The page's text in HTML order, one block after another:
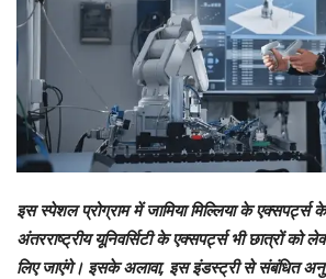
इस स्पेशल प्रोग्राम में जामिया मिल्लिया के
अंतरराष्ट्रीय यूनिवर्सिटी के एक्सपर्ट्स भी छात्रों
लिए जाएंगे। इसके अलावा, इस इंडस्ट्री से संबंधित